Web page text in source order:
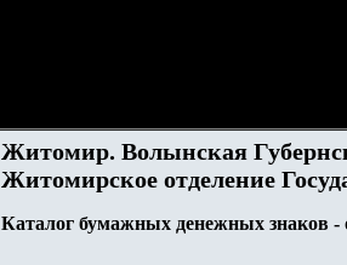
Житомир. Волынская
Житомирское отделение
Каталог бумажных денежных знаков -